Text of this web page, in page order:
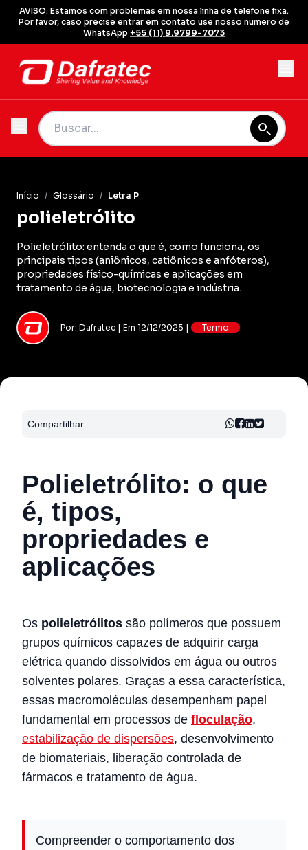
AVISO: Estamos com problemas em nossa linha de telefone fixa.
Por favor, caso precise entrar em contato use nosso numero de
WhatsApp +55 (11) 9.9799-7073
Início / Glossário / Letra P
polieletrólito
Polieletrólito: entenda o que é, como funciona, os
principais tipos (aniônicos, catiônicos e anfóteros),
propriedades físico-químicas e aplicações em
tratamento de água, biotecnologia e indústria.
Por: Dafratec | Em 12/12/2025 | Termo
Compartilhar:
Polieletrólito: o que
é, tipos,
propriedades e
aplicações
Os polieletrólitos são polímeros que possuem
grupos químicos capazes de adquirir carga
elétrica quando dissolvidos em água ou outros
solventes polares. Graças a essa característica,
essas macromoléculas desempenham papel
fundamental em processos de floculação,
estabilização de dispersões, desenvolvimento
de biomateriais, liberação controlada de
fármacos e tratamento de água.
Compreender o comportamento dos